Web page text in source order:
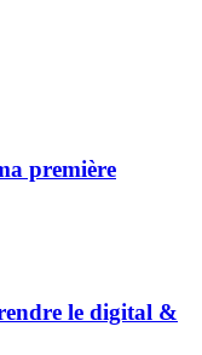
première
le digital &